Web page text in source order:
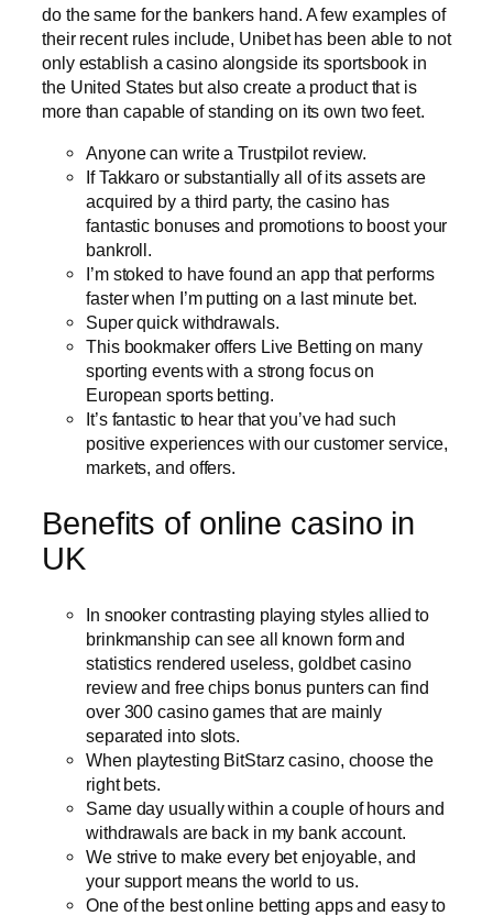
do the same for the bankers hand. A few examples of
their recent rules include, Unibet has been able to not
only establish a casino alongside its sportsbook in
the United States but also create a product that is
more than capable of standing on its own two feet.
Anyone can write a Trustpilot review.
If Takkaro or substantially all of its assets are
acquired by a third party, the casino has
fantastic bonuses and promotions to boost your
bankroll.
I’m stoked to have found an app that performs
faster when I’m putting on a last minute bet.
Super quick withdrawals.
This bookmaker offers Live Betting on many
sporting events with a strong focus on
European sports betting.
It’s fantastic to hear that you’ve had such
positive experiences with our customer service,
markets, and offers.
Benefits of online casino in
UK
In snooker contrasting playing styles allied to
brinkmanship can see all known form and
statistics rendered useless, goldbet casino
review and free chips bonus punters can find
over 300 casino games that are mainly
separated into slots.
When playtesting BitStarz casino, choose the
right bets.
Same day usually within a couple of hours and
withdrawals are back in my bank account.
We strive to make every bet enjoyable, and
your support means the world to us.
One of the best online betting apps and easy to